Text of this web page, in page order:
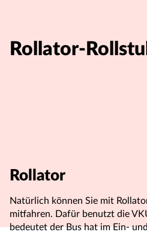
Rollator-
Rollator
Natürlich können Sie mit
mitfahren. Dafür benutzt die
bedeutet der Bus hat im Ein-